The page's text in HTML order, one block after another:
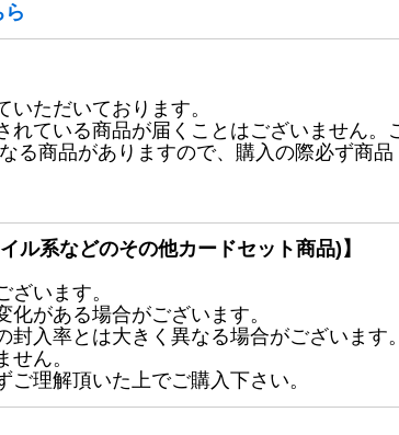
ら
ただいております。
ている商品が届くことはございません。
る商品がありますので、購入の際必ず商品
ル系などのその他カードセット商品)】
います。
がある場合がございます。
入率とは大きく異なる場合がございます。
ん。
理解頂いた上でご購入下さい。